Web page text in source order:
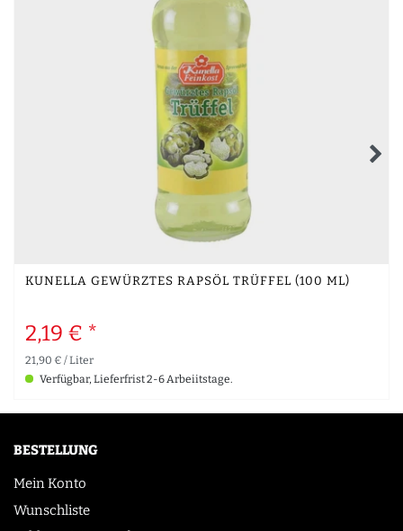
KUNELLA GEWÜRZTES RAPSÖL TRÜFFEL (100 ML)
2,19 € *
21,90 € / Liter
Verfügbar, Lieferfrist 2-6 Arbeiitstage.
BESTELLUNG
Mein Konto
Wunschliste